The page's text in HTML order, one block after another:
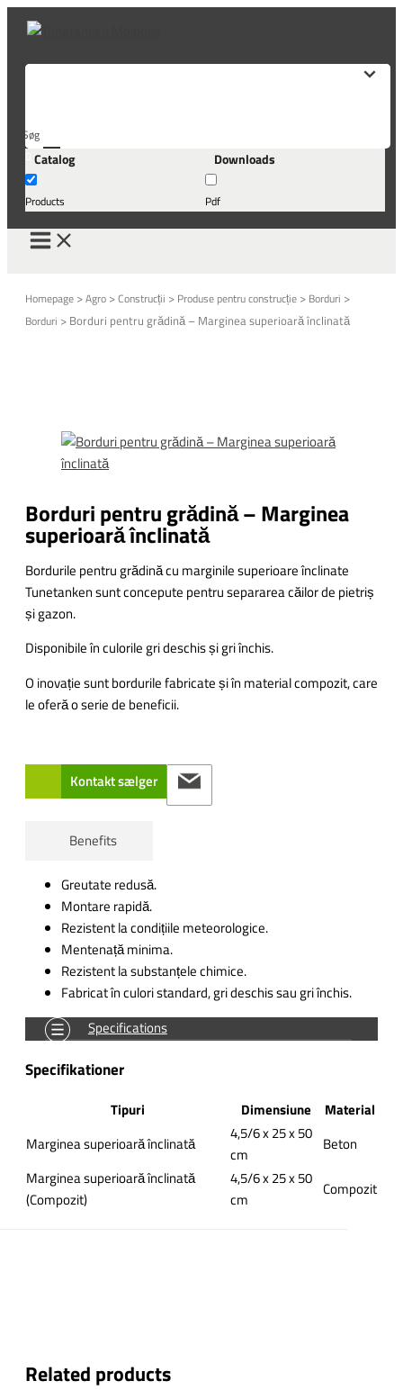
Skip
content
Søg
her...
Catalog
Products
Downloads
Pdf
Homepage >Agro >Construcții > Produse pentru construcție > Borduri >
Borduri > Borduri pentru grădină – Marginea superioară înclinată
Borduri pentru grădină – Marginea
superioară înclinată
Bordurile pentru grădină cu marginile superioare înclinate
Tunetanken sunt concepute pentru separarea căilor de pietriș
și gazon.
Disponibile în culorile gri deschis și gri închis.
O inovație sunt bordurile fabricate și în material compozit, care
le oferă o serie de beneficii.
Kontakt sælger
Benefits
Greutate redusă.
Montare rapidă.
Rezistent la condițiile meteorologice.
Mentenață minima.
Rezistent la substanțele chimice.
Fabricat în culori standard, gri deschis sau gri închis.
Specifications
Specifikationer
Tipuri Dimensiune
Material
Marginea superioară înclinată
4,5/6 x 25 x 50
cm
Beton
Marginea superioară înclinată
(Compozit)
4,5/6 x 25 x 50
cm
Compozit
Related products